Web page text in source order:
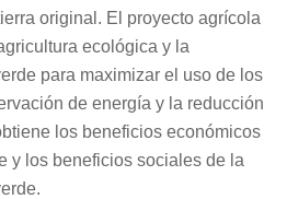
original. El proyecto agrícola
ecológica y la
para maximizar el uso de los
de energía y la reducción
los beneficios económicos
y los beneficios sociales de la